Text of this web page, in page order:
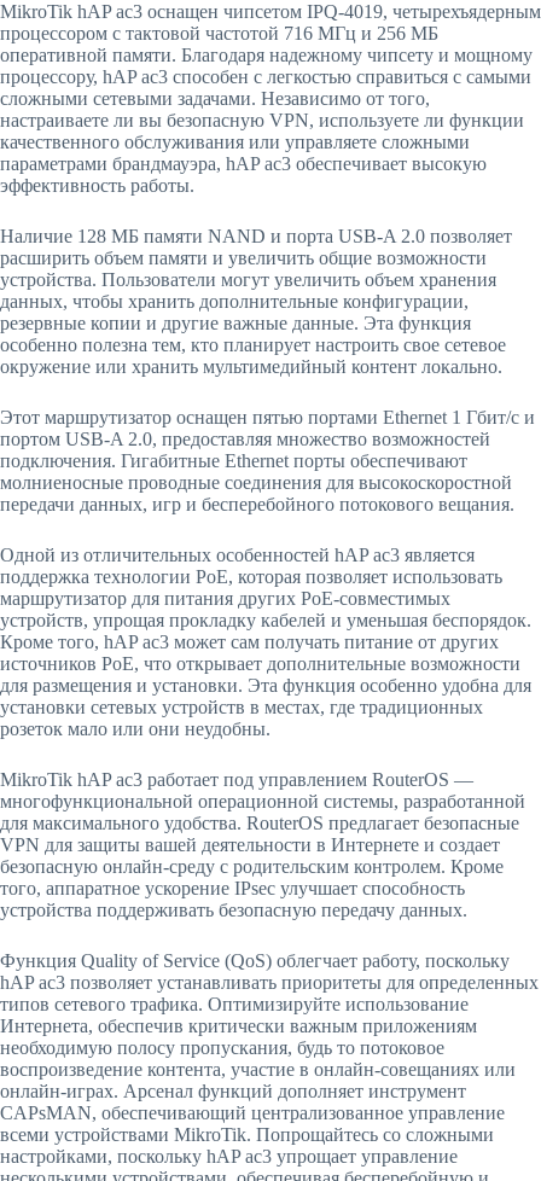
MikroTik hAP ac3 оснащен чипсетом IPQ-4019, четырехъядерным
процессором с тактовой частотой 716 МГц и 256 МБ
оперативной памяти. Благодаря надежному чипсету и мощному
процессору, hAP ac3 способен с легкостью справиться с самыми
сложными сетевыми задачами. Независимо от того,
настраиваете ли вы безопасную VPN, используете ли функции
качественного обслуживания или управляете сложными
параметрами брандмауэра, hAP ac3 обеспечивает высокую
эффективность работы.
Наличие 128 МБ памяти NAND и порта USB-A 2.0 позволяет
расширить объем памяти и увеличить общие возможности
устройства. Пользователи могут увеличить объем хранения
данных, чтобы хранить дополнительные конфигурации,
резервные копии и другие важные данные. Эта функция
особенно полезна тем, кто планирует настроить свое сетевое
окружение или хранить мультимедийный контент локально.
Этот маршрутизатор оснащен пятью портами Ethernet 1 Гбит/с и
портом USB-A 2.0, предоставляя множество возможностей
подключения. Гигабитные Ethernet порты обеспечивают
молниеносные проводные соединения для высокоскоростной
передачи данных, игр и бесперебойного потокового вещания.
Одной из отличительных особенностей hAP ac3 является
поддержка технологии PoE, которая позволяет использовать
маршрутизатор для питания других PoE-совместимых
устройств, упрощая прокладку кабелей и уменьшая беспорядок.
Кроме того, hAP ac3 может сам получать питание от других
источников PoE, что открывает дополнительные возможности
для размещения и установки. Эта функция особенно удобна для
установки сетевых устройств в местах, где традиционных
розеток мало или они неудобны.
MikroTik hAP ac3 работает под управлением RouterOS —
многофункциональной операционной системы, разработанной
для максимального удобства. RouterOS предлагает безопасные
VPN для защиты вашей деятельности в Интернете и создает
безопасную онлайн-среду с родительским контролем. Кроме
того, аппаратное ускорение IPsec улучшает способность
устройства поддерживать безопасную передачу данных.
Функция Quality of Service (QoS) облегчает работу, поскольку
hAP ac3 позволяет устанавливать приоритеты для определенных
типов сетевого трафика. Оптимизируйте использование
Интернета, обеспечив критически важным приложениям
необходимую полосу пропускания, будь то потоковое
воспроизведение контента, участие в онлайн-совещаниях или
онлайн-играх. Арсенал функций дополняет инструмент
CAPsMAN, обеспечивающий централизованное управление
всеми устройствами MikroTik. Попрощайтесь со сложными
настройками, поскольку hAP ac3 упрощает управление